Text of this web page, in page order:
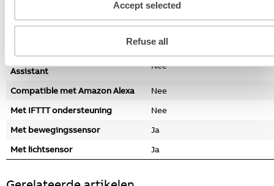
Accept selected
Refuse all
Met oriëntatieverlichting
Nee
Compatible met Apple HomeKit
Nee
Compatible met Google
Assistant
Nee
Compatible met Amazon Alexa
Nee
Met IFTTT ondersteuning
Nee
Met bewegingssensor
Ja
Met lichtsensor
Ja